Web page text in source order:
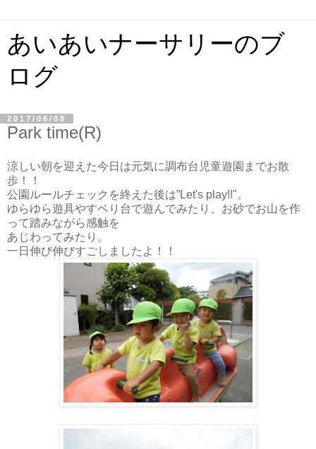
あいあいナーサリーのブ
ログ
2017/06/08
Park time(R)
涼しい朝を迎えた今日は元気に調布台児童遊園までお散
歩！！
公園ルールチェックを終えた後は”Let's play!!"。
ゆらゆら遊具やすベり台で遊んでみたり、お砂でお山を作
って踏みながら感触を
あじわってみたり。
一日伸び伸びすごしましたよ！！